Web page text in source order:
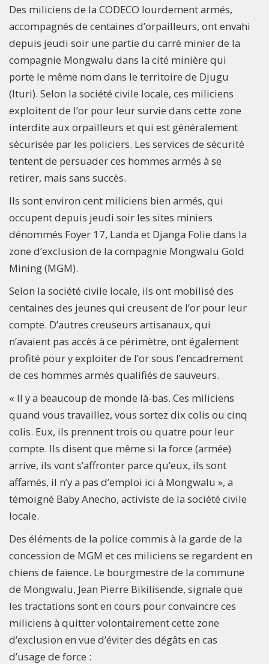
Des miliciens de la CODECO lourdement armés,
accompagnés de centaines d’orpailleurs, ont envahi
depuis jeudi soir une partie du carré minier de la
compagnie Mongwalu dans la cité minière qui
porte le même nom dans le territoire de Djugu
(Ituri). Selon la société civile locale, ces miliciens
exploitent de l’or pour leur survie dans cette zone
interdite aux orpailleurs et qui est généralement
sécurisée par les policiers. Les services de sécurité
tentent de persuader ces hommes armés à se
retirer, mais sans succès.
Ils sont environ cent miliciens bien armés, qui
occupent depuis jeudi soir les sites miniers
dénommés Foyer 17, Landa et Djanga Folie dans la
zone d’exclusion de la compagnie Mongwalu Gold
Mining (MGM).
Selon la société civile locale, ils ont mobilisé des
centaines des jeunes qui creusent de l’or pour leur
compte. D’autres creuseurs artisanaux, qui
n’avaient pas accès à ce périmètre, ont également
profité pour y exploiter de l’or sous l’encadrement
de ces hommes armés qualifiés de sauveurs.
« Il y a beaucoup de monde là-bas. Ces miliciens
quand vous travaillez, vous sortez dix colis ou cinq
colis. Eux, ils prennent trois ou quatre pour leur
compte. Ils disent que même si la force (armée)
arrive, ils vont s’affronter parce qu’eux, ils sont
affamés, il n’y a pas d’emploi ici à Mongwalu », a
témoigné Baby Anecho, activiste de la société civile
locale.
Des éléments de la police commis à la garde de la
concession de MGM et ces miliciens se regardent en
chiens de faïence. Le bourgmestre de la commune
de Mongwalu, Jean Pierre Bikilisende, signale que
les tractations sont en cours pour convaincre ces
miliciens à quitter volontairement cette zone
d’exclusion en vue d’éviter des dégâts en cas
d’usage de force :